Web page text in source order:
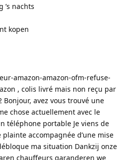
’s nachts
kopen
amazon-amazon-ofm-refuse-
, colis livré mais non reçu par
Bonjour, avez vous trouvé une
chose actuellement avec le
téléphone portable Je viens de
accompagnée d’une mise
ma situation Dankzij onze
chauffeurs garanderen we